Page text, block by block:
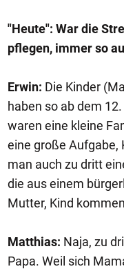
"Heute": War die
pflegen, immer so
Erwin: Die Kinder
haben so ab dem
waren eine kleine
eine große Aufgabe,
man auch zu dritt
die aus einem
Mutter, Kind
Matthias: Naja, zu
Papa. Weil sich